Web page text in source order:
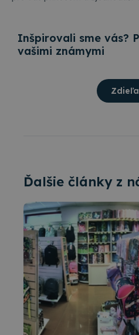
Inšpirovali sme vás?
vašimi známymi
Ďalšie články z